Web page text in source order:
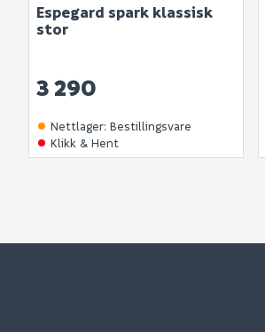
Espegard spark klassisk
stor
3 290
Nettlager: Bestillingsvare
Klikk & Hent